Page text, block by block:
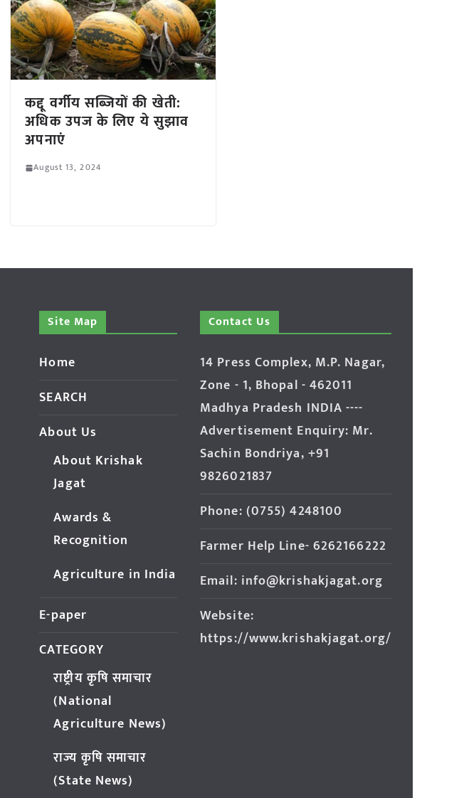
कद्दू वर्गीय सब्जियों की खेती:
अधिक उपज के लिए ये सुझाव
अपनाएं
August 13, 2024
Site Map
Home
SEARCH
About Us
About Krishak
Jagat
Awards &
Recognition
Agriculture in India
E-paper
CATEGORY
राष्ट्रीय कृषि समाचार
(National
Agriculture News)
राज्य कृषि समाचार
(State News)
Contact Us
14 Press Complex, M.P. Nagar,
Zone - 1, Bhopal - 462011
Madhya Pradesh INDIA ----
Advertisement Enquiry: Mr.
Sachin Bondriya, +91
9826021837
Phone: (0755) 4248100
Farmer Help Line- 6262166222
Email: info@krishakjagat.org
Website:
https://www.krishakjagat.org/